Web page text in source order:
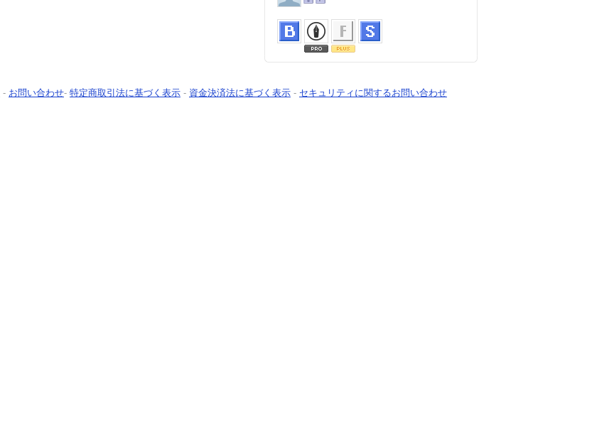
- お問い合わせ- 特定商取引法に基づく表示 - 資金決済法に基づく表示 - セキュリティに関するお問い合わせ